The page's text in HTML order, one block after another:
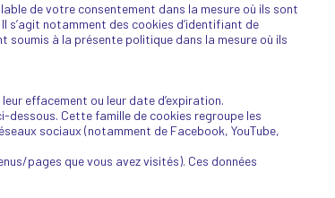
de votre consentement dans la mesure où ils sont
notamment des cookies d’identifiant de
soumis à la présente politique dans la mesure où ils
effacement ou leur date d’expiration.
Cette famille de cookies regroupe les
sociaux (notamment de Facebook, YouTube,
pages que vous avez visités). Ces données